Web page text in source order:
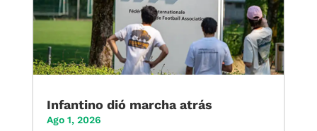
Infantino dió marcha atrás
Ago 1, 2026